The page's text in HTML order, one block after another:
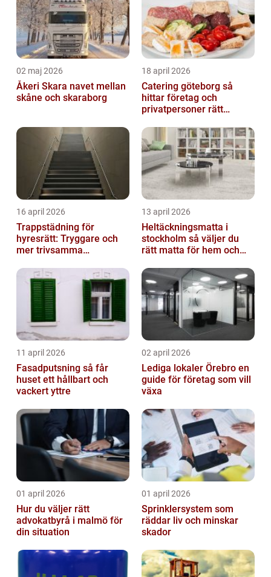
02 maj 2026
Åkeri Skara navet mellan
skåne och skaraborg
18 april 2026
Catering göteborg så
hittar företag och
privatpersoner rätt
16 april 2026
Trappstädning för
hyresrätt: Tryggare och
mer trivsamma
13 april 2026
Heltäckningsmatta i
stockholm så väljer du
rätt matta för hem och
11 april 2026
Fasadputsning så får
huset ett hållbart och
vackert yttre
02 april 2026
Lediga lokaler Örebro en
guide för företag som vill
växa
01 april 2026
Hur du väljer rätt
advokatbyrå i malmö för
din situation
01 april 2026
Sprinklersystem som
räddar liv och minskar
skador